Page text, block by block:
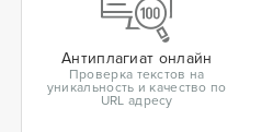
Антиплагиат онлайн
Проверка текстов на
уникальность и качество по
URL адресу